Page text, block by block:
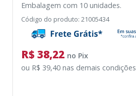
Embalagem com 10 unidades.
Código do produto: 21005434
R$ 38,22 no Pix
ou R$ 39,40 nas demais condições